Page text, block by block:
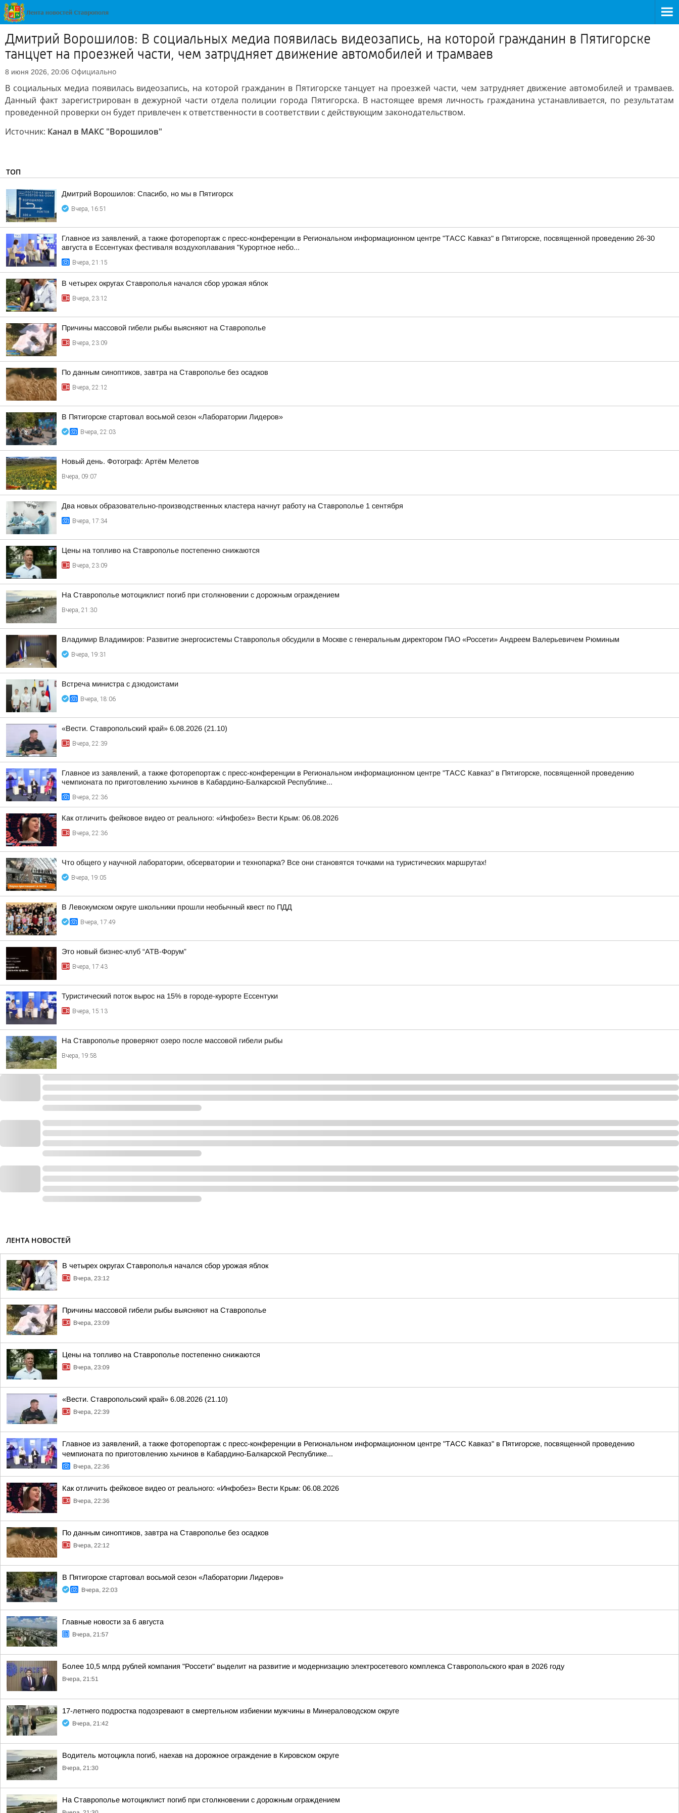
Дмитрий Ворошилов: В социальных медиа появилась видеозапись, на которой гражданин в Пятигорске
танцует на проезжей части, чем затрудняет движение автомобилей и трамваев
8 июня 2026, 20:06 Официально
В социальных медиа появилась видеозапись, на которой гражданин в Пятигорске танцует на проезжей части, чем затрудняет движение автомобилей и трамваев.
Данный факт зарегистрирован в дежурной части отдела полиции города Пятигорска. В настоящее время личность гражданина устанавливается, по результатам
проведенной проверки он будет привлечен к ответственности в соответствии с действующим законодательством.
Источник: Канал в МАКС "Ворошилов"
ТОП
Дмитрий Ворошилов: Спасибо, но мы в Пятигорск
Вчера, 16:51
Главное из заявлений, а также фоторепортаж с пресс-конференции в Региональном информационном центре "ТАСС Кавказ" в Пятигорске, посвященной проведению 26-30
августа в Ессентуках фестиваля воздухоплавания "Курортное небо...
Вчера, 21:15
В четырех округах Ставрополья начался сбор урожая яблок
Вчера, 23:12
Причины массовой гибели рыбы выясняют на Ставрополье
Вчера, 23:09
По данным синоптиков, завтра на Ставрополье без осадков
Вчера, 22:12
В Пятигорске стартовал восьмой сезон «Лаборатории Лидеров»
Вчера, 22:03
Новый день. Фотограф: Артём Мелетов
Вчера, 09:07
Два новых образовательно-производственных кластера начнут работу на Ставрополье 1 сентября
Вчера, 17:34
Цены на топливо на Ставрополье постепенно снижаются
Вчера, 23:09
На Ставрополье мотоциклист погиб при столкновении с дорожным ограждением
Вчера, 21:30
Владимир Владимиров: Развитие энергосистемы Ставрополья обсудили в Москве с генеральным директором ПАО «Россети» Андреем Валерьевичем Рюминым
Вчера, 19:31
Встреча министра с дзюдоистами
Вчера, 18:06
«Вести. Ставропольский край» 6.08.2026 (21.10)
Вчера, 22:39
Главное из заявлений, а также фоторепортаж с пресс-конференции в Региональном информационном центре "ТАСС Кавказ" в Пятигорске, посвященной проведению
чемпионата по приготовлению хычинов в Кабардино-Балкарской Республике...
Вчера, 22:36
Как отличить фейковое видео от реального: «Инфобез» Вести Крым: 06.08.2026
Вчера, 22:36
Что общего у научной лаборатории, обсерватории и технопарка? Все они становятся точками на туристических маршрутах!
Вчера, 19:05
В Левокумском округе школьники прошли необычный квест по ПДД
Вчера, 17:49
Это новый бизнес-клуб “АТВ-Форум”
Вчера, 17:43
Туристический поток вырос на 15% в городе-курорте Ессентуки
Вчера, 15:13
На Ставрополье проверяют озеро после массовой гибели рыбы
Вчера, 19:58
ЛЕНТА НОВОСТЕЙ
В четырех округах Ставрополья начался сбор урожая яблок
Вчера, 23:12
Причины массовой гибели рыбы выясняют на Ставрополье
Вчера, 23:09
Цены на топливо на Ставрополье постепенно снижаются
Вчера, 23:09
«Вести. Ставропольский край» 6.08.2026 (21.10)
Вчера, 22:39
Главное из заявлений, а также фоторепортаж с пресс-конференции в Региональном информационном центре "ТАСС Кавказ" в Пятигорске, посвященной проведению
чемпионата по приготовлению хычинов в Кабардино-Балкарской Республике...
Вчера, 22:36
Как отличить фейковое видео от реального: «Инфобез» Вести Крым: 06.08.2026
Вчера, 22:36
По данным синоптиков, завтра на Ставрополье без осадков
Вчера, 22:12
В Пятигорске стартовал восьмой сезон «Лаборатории Лидеров»
Вчера, 22:03
Главные новости за 6 августа
Вчера, 21:57
Более 10,5 млрд рублей компания "Россети" выделит на развитие и модернизацию электросетевого комплекса Ставропольского края в 2026 году
Вчера, 21:51
17-летнего подростка подозревают в смертельном избиении мужчины в Минераловодском округе
Вчера, 21:42
Водитель мотоцикла погиб, наехав на дорожное ограждение в Кировском округе
Вчера, 21:30
На Ставрополье мотоциклист погиб при столкновении с дорожным ограждением